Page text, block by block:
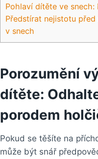
Pohlaví dítěte ve⁢
Předstírat ‍nejistotu
⁢v ​snech
Porozumění
dítěte:
porodem
Pokud‍ se těšíte na
může být snář​